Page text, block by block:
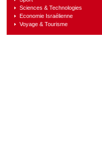
Sciences & Technologies
Economie Israélienne
Voyage & Tourisme